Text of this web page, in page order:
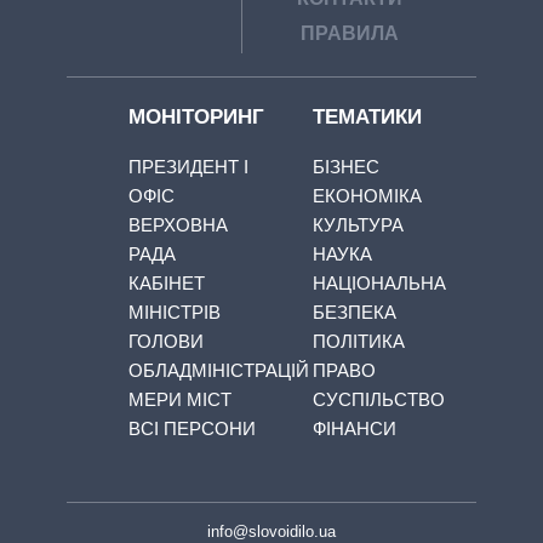
ПРАВИЛА
МОНІТОРИНГ
ПРЕЗИДЕНТ І
ОФІС
ВЕРХОВНА
РАДА
КАБІНЕТ
МІНІСТРІВ
ГОЛОВИ
ОБЛАДМІНІСТРАЦІЙ
МЕРИ МІСТ
ВСІ ПЕРСОНИ
ТЕМАТИКИ
БІЗНЕС
ЕКОНОМІКА
КУЛЬТУРА
НАУКА
НАЦІОНАЛЬНА
БЕЗПЕКА
ПОЛІТИКА
ПРАВО
СУСПІЛЬСТВО
ФІНАНСИ
info@slovoidilo.ua